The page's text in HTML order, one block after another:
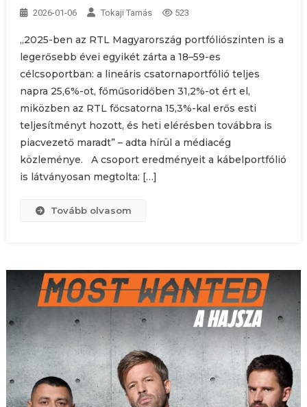
2026-01-06 Tokaji Tamás 523
„2025-ben az RTL Magyarország portfóliószinten is a
legerősebb évei egyikét zárta a 18–59-es
célcsoportban: a lineáris csatornaportfólió teljes
napra 25,6%-ot, főműsoridőben 31,2%-ot ért el,
miközben az RTL főcsatorna 15,3%-kal erős esti
teljesítményt hozott, és heti elérésben továbbra is
piacvezető maradt” – adta hírül a médiacég
közleménye. A csoport eredményeit a kábelportfólió
is látványosan megtolta: […]
Tovább olvasom